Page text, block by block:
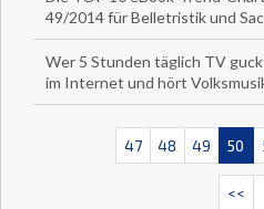
49/2014 für Belletristik und
Wer 5 Stunden täglich TV
im Internet und hört
47 48 49 50
<<